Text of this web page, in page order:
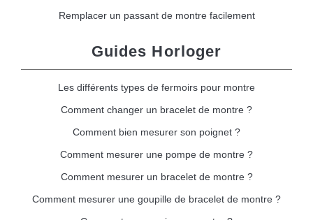
Remplacer un passant de montre facilement
Guides Horloger
Les différents types de fermoirs pour montre
Comment changer un bracelet de montre ?
Comment bien mesurer son poignet ?
Comment mesurer une pompe de montre ?
Comment mesurer un bracelet de montre ?
Comment mesurer une goupille de bracelet de montre ?